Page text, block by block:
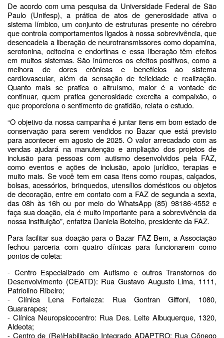
De acordo com uma pesquisa da Universidade Federal de São
Paulo (Unifesp), a prática de atos de generosidade ativa o
sistema límbico, um conjunto de estruturas presente no cérebro
que controla comportamentos ligados à nossa sobrevivência, que
desencadeia a liberação de neurotransmissores como dopamina,
serotonina, ocitocina e endorfinas e essa liberação têm efeitos
em muitos sistemas. São inúmeros os efeitos positivos, como a
melhora de dores crônicas e benefícios ao sistema
cardiovascular, além da sensação de felicidade e realização.
Quanto mais se pratica o altruísmo, maior é a vontade de
continuar, quem pratica generosidade exercita a compaixão, o
que proporciona o sentimento de gratidão, relata o estudo.
“O objetivo da nossa campanha é juntar itens em bom estado de
conservação para serem vendidos no Bazar que está previsto
para acontecer em agosto de 2025. O valor arrecadado com as
vendas ajudará na manutenção e ampliação dos projetos de
inclusão para pessoas com autismo desenvolvidos pela FAZ,
como eventos e ações de inclusão, apoio jurídico, terapias e
muito mais. Se você tem em casa itens como roupas, calçados,
bolsas, acessórios, brinquedos, utensílios domésticos ou objetos
de decoração, entre em contato com a FAZ de segunda a sexta,
das 08h às 16h ou por meio do WhatsApp (85) 98186-4552 e
faça sua doação, ela é muito importante para a sobrevivência da
nossa instituição”, enfatiza Daniela Botelho, presidente da FAZ.
Para facilitar sua doação para o Bazar FAZ Bem, a Associação
fechou parceria com quatro clínicas para funcionarem como
pontos de coleta:
- Centro Especializado em Autismo e outros Transtornos do
Desenvolvimento (CEATD): Rua Gustavo Augusto Lima, 1111,
Patriolino Ribeiro;
- Clínica Lena Fortaleza: Rua Gontran Giffoni, 1080,
Guararapes;
- Clínica Neuropsicocentro: Rua Des. Leite Albuquerque, 1320,
Aldeota;
- Centro de (Re)Habilitação Integrado ADAPTRO: Rua Cônego